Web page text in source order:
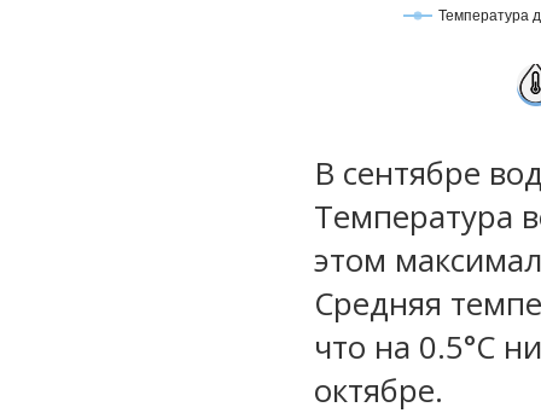
Температура
В сентябре
Температура
этом
Средняя
что на 0.5°C
октябре.